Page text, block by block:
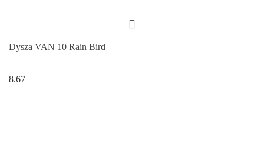
Dysza VAN 10 Rain Bird
8.67